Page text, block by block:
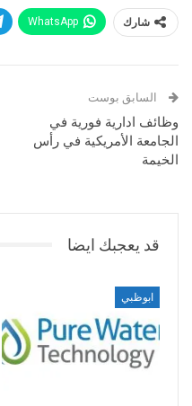
شارك WhatsApp
السابق بوست
وظائف ادارية فورية في
الجامعة الأمريكية في رأس
الخيمة
قد يعجبك ايضا
ابوظبي